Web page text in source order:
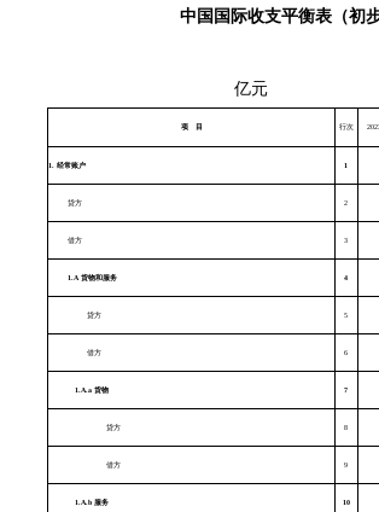
中国国际收支平衡表（初步
单位
亿元
项 目 行次
1.经常账户 1
贷方 2
借方 3
1.A货物和服务 4
贷方 5
借方 6
1.A.a货物 7
贷方 8
借方 9
1.A.b 服务 10